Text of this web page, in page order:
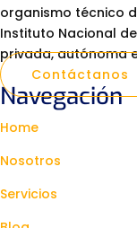
organismo técnico
Instituto Nacional
privada, autónoma
Contáctanos
Navegación
Home
Nosotros
Servicios